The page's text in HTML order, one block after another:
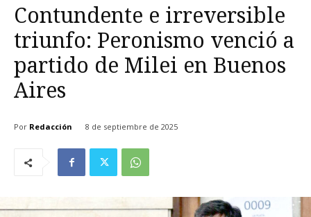
Contundente e irreversible
triunfo: Peronismo venció a
partido de Milei en Buenos
Aires
Por Redacción 8 de septiembre de 2025